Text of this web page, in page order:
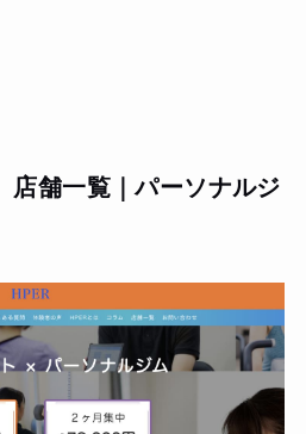
店舗一覧｜パーソナルジ